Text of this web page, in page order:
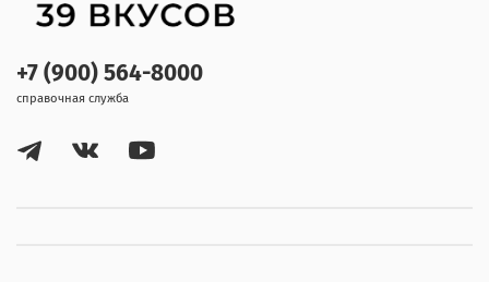
+7 (900) 564-8000
справочная служба